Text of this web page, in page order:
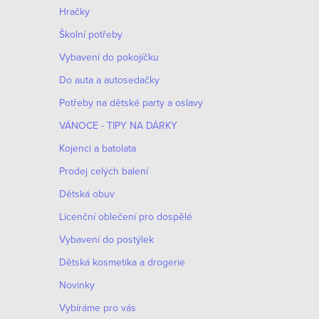
n
n
í
p
a
n
e
l
Hračky
Školní potřeby
Vybavení do pokojíčku
Do auta a autosedačky
Potřeby na dětské party a oslavy
VÁNOCE - TIPY NA DÁRKY
Kojenci a batolata
Prodej celých balení
Dětská obuv
Licenční oblečení pro dospělé
Vybavení do postýlek
Dětská kosmetika a drogerie
Novinky
Vybíráme pro vás